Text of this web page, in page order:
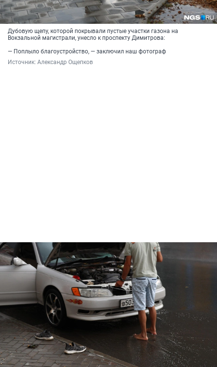
Дубовую щепу, которой покрывали пустые участки газона на
Вокзальной магистрали, унесло к проспекту Димитрова:
— Поплыло благоустройство, — заключил наш фотограф
Источник: Александр Ощепков